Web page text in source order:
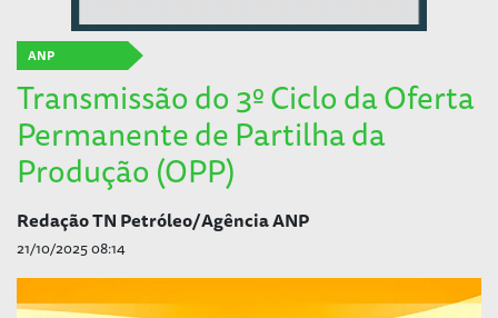
ANP
Transmissão do 3º Ciclo da Oferta
Permanente de Partilha da
Produção (OPP)
Redação TN Petróleo/Agência ANP
21/10/2025 08:14